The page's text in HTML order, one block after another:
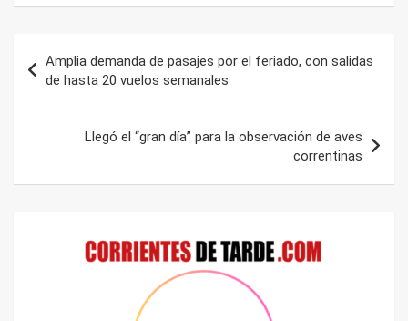
de
entradas
Amplia demanda de pasajes por el feriado, con salidas
de hasta 20 vuelos semanales
Llegó el “gran día” para la observación de aves
correntinas